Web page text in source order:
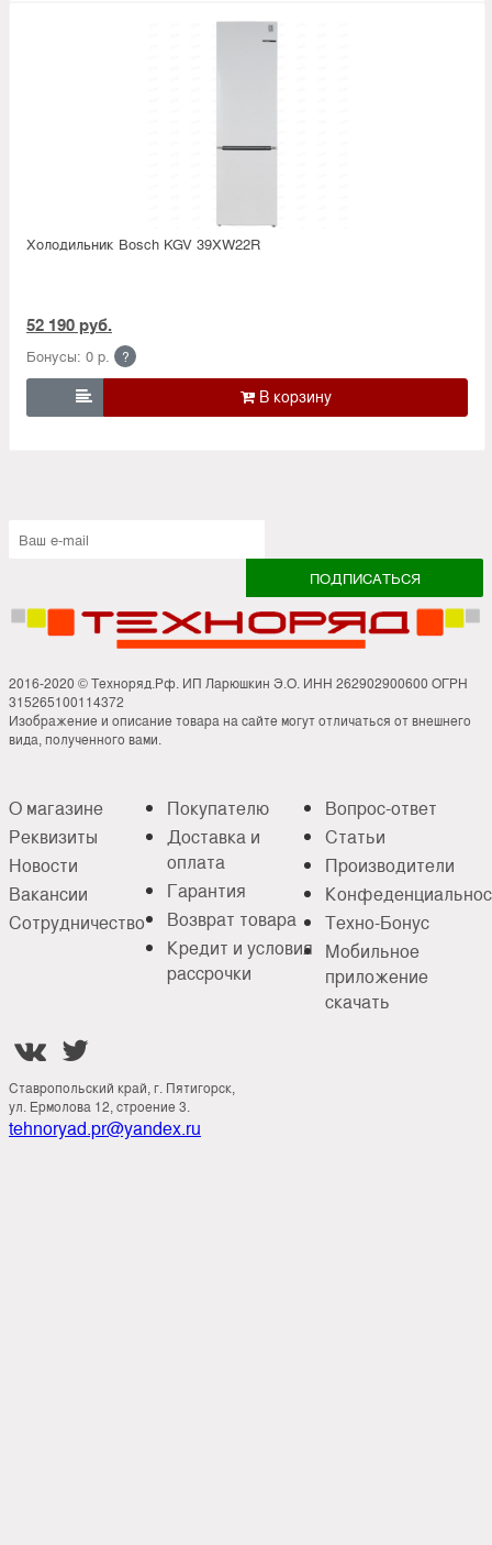
Холодильник Bosсh KGV 39XW22R
52 190 руб.
Бонусы: 0 р. ?

2016-2020 © Техноряд.Рф. ИП Ларюшкин Э.О. ИНН 262902900600 ОГРН
315265100114372
Изображение и описание товара на сайте могут отличаться от внешнего
вида, полученного вами.
О магазине
Реквизиты
Новости
Вакансии
Сотрудничество
Покупателю
Доставка и
оплата
Гарантия
Возврат товара
Кредит и условия
рассрочки
Вопрос-ответ
Статьи
Производители
Техно-Бонус
Мобильное
приложение
скачать
 
Ставропольский край, г. Пятигорск,
ул. Ермолова 12, строение 3.
tehnoryad.pr@yandex.ru